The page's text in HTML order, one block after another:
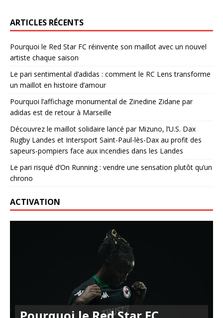
ARTICLES RÉCENTS
Pourquoi le Red Star FC réinvente son maillot avec un nouvel
artiste chaque saison
Le pari sentimental d’adidas : comment le RC Lens transforme
un maillot en histoire d’amour
Pourquoi l’affichage monumental de Zinedine Zidane par
adidas est de retour à Marseille
Découvrez le maillot solidaire lancé par Mizuno, l’U.S. Dax
Rugby Landes et Intersport Saint-Paul-lès-Dax au profit des
sapeurs-pompiers face aux incendies dans les Landes
Le pari risqué d’On Running : vendre une sensation plutôt qu’un
chrono
ACTIVATION